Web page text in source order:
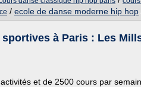
/ ecole de danse moderne hip hop
à Paris : Les
et de 2500 cours par